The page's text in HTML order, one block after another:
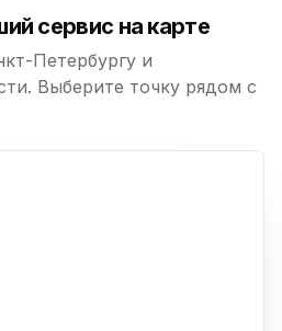
сервис на карте
Петербургу и
Выберите точку рядом с